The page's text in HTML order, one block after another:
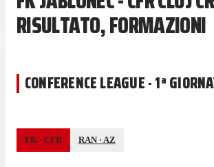
RISULTATO, FORMAZIONI
CONFERENCE LEAGUE · 1ª
FK · CFR RAN · AZ